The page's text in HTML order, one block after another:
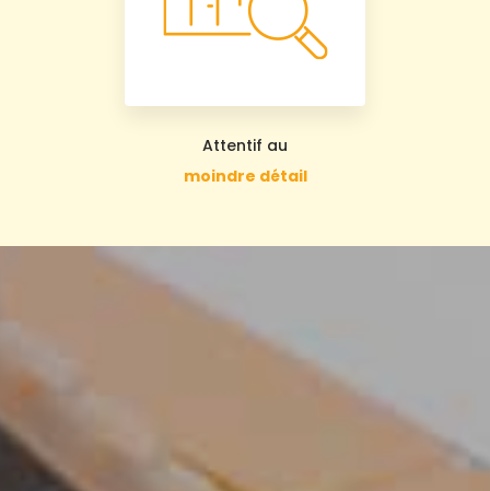
Attentif au
moindre détail